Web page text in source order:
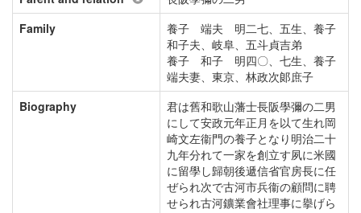
Family
養子 端夫 明二七、五生、養子
和子夫、岐阜、五斗貞吉弟
養子 和子 明四〇、七生、養子
端夫妻、東京、林政次郞庶子
Biography
君は舊和歌山藩士長阪學彌の二男
にして安政元年正月を以て生れ岡
崎文左衞門の養子となり明治二十
九年分れて一家を創立す夙に米國
に留學し歸朝後遞信省官房長に任
ぜられ次で古河市兵衞の顧問に聘
せられ古河鑛業會社理事に擧げら